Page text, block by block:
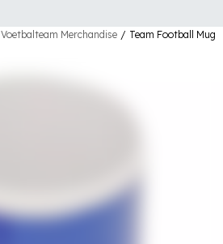
Voetbalteam Merchandise / Team Football Mug